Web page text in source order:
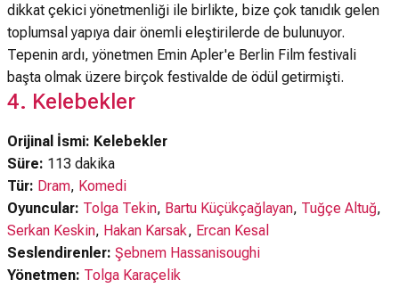
dikkat çekici yönetmenliği ile birlikte, bize çok tanıdık gelen
toplumsal yapıya dair önemli eleştirilerde de bulunuyor.
Tepenin ardı, yönetmen Emin Apler'e Berlin Film festivali
başta olmak üzere birçok festivalde de ödül getirmişti.
4. Kelebekler
Orijinal İsmi: Kelebekler
Süre: 113 dakika
Tür: Dram, Komedi
Oyuncular: Tolga Tekin, Bartu Küçükçağlayan, Tuğçe Altuğ,
Serkan Keskin, Hakan Karsak, Ercan Kesal
Seslendirenler: Şebnem Hassanisoughi
Yönetmen: Tolga Karaçelik